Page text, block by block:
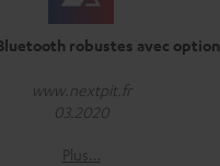
robustes avec
www.nextpit.fr
03.2020
Plus…